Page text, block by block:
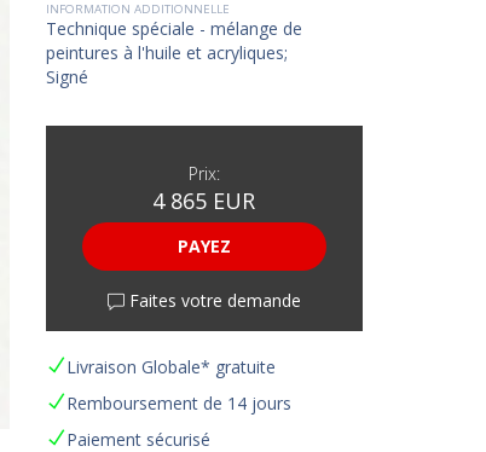
INFORMATION ADDITIONNELLE
Technique spéciale - mélange de
peintures à l'huile et acryliques;
Signé
Prix:
4 865 EUR
PAYEZ
Faites votre demande
Livraison Globale* gratuite
Remboursement de 14 jours
Paiement sécurisé